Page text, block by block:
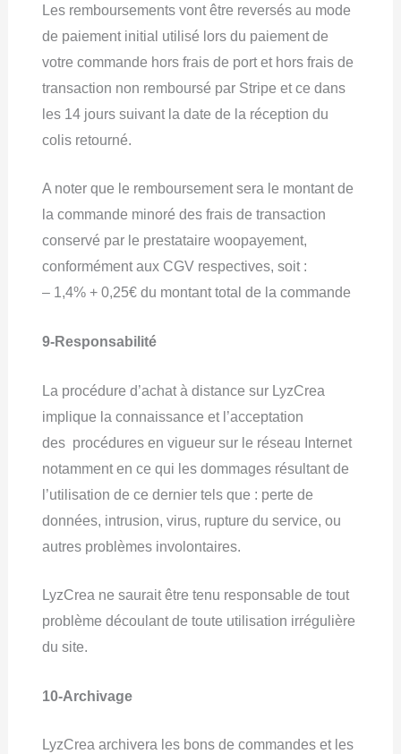
Les remboursements vont être reversés au mode
de paiement initial utilisé lors du paiement de
votre commande hors frais de port et hors frais de
transaction non remboursé par Stripe et ce dans
les 14 jours suivant la date de la réception du
colis retourné.
A noter que le remboursement sera le montant de
la commande minoré des frais de transaction
conservé par le prestataire woopayement,
conformément aux CGV respectives, soit :
– 1,4% + 0,25€ du montant total de la commande
9-Responsabilité
La procédure d’achat à distance sur LyzCrea
implique la connaissance et l’acceptation
des procédures en vigueur sur le réseau Internet
notamment en ce qui les dommages résultant de
l’utilisation de ce dernier tels que : perte de
données, intrusion, virus, rupture du service, ou
autres problèmes involontaires.
LyzCrea ne saurait être tenu responsable de tout
problème découlant de toute utilisation irrégulière
du site.
10-Archivage
LyzCrea archivera les bons de commandes et les